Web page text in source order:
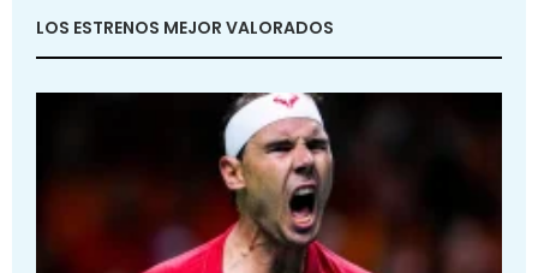
LOS ESTRENOS MEJOR VALORADOS